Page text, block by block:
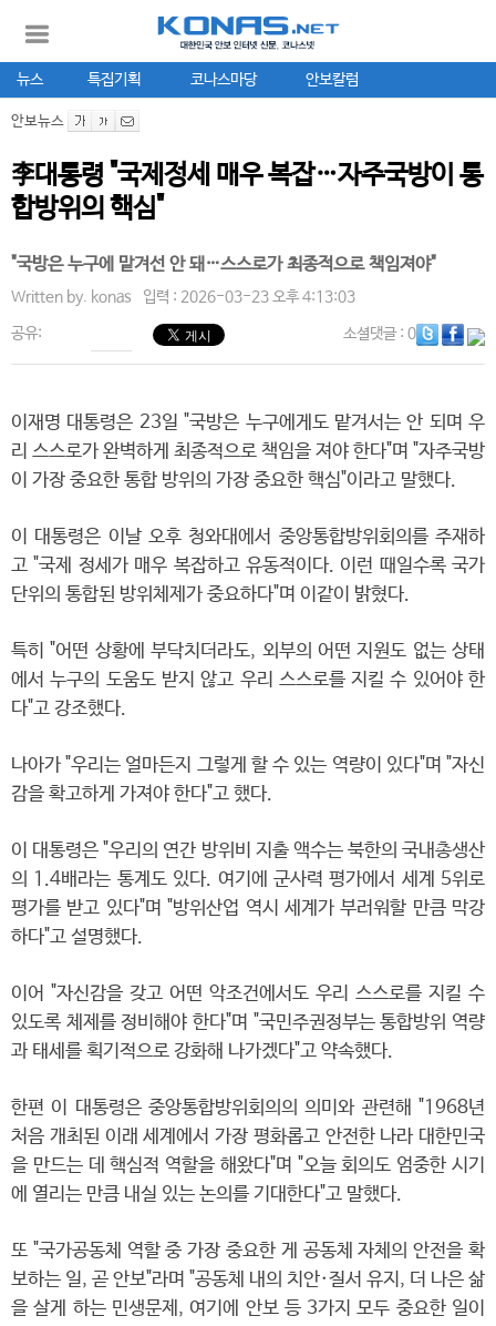
뉴스 특집기획 코나스마당 안보칼럼
안보뉴스
李대통령 "국제정세 매우 복잡…자주국방이 통
합방위의 핵심"
"국방은 누구에 맡겨선 안 돼…스스로가 최종적으로 책임져야"
Written by. konas 입력 : 2026-03-23 오후 4:13:03
공유: 소셜댓글: 0
이재명 대통령은 23일 "국방은 누구에게도 맡겨서는 안 되며 우
리 스스로가 완벽하게 최종적으로 책임을 져야 한다"며 "자주국방
이 가장 중요한 통합 방위의 가장 중요한 핵심"이라고 말했다.
이 대통령은 이날 오후 청와대에서 중앙통합방위회의를 주재하
고 "국제 정세가 매우 복잡하고 유동적이다. 이런 때일수록 국가
단위의 통합된 방위체제가 중요하다"며 이같이 밝혔다.
특히 "어떤 상황에 부닥치더라도, 외부의 어떤 지원도 없는 상태
에서 누구의 도움도 받지 않고 우리 스스로를 지킬 수 있어야 한
다"고 강조했다.
나아가 "우리는 얼마든지 그렇게 할 수 있는 역량이 있다"며 "자신
감을 확고하게 가져야 한다"고 했다.
이 대통령은 "우리의 연간 방위비 지출 액수는 북한의 국내총생산
의 1.4배라는 통계도 있다. 여기에 군사력 평가에서 세계 5위로
평가를 받고 있다"며 "방위산업 역시 세계가 부러워할 만큼 막강
하다"고 설명했다.
이어 "자신감을 갖고 어떤 악조건에서도 우리 스스로를 지킬 수
있도록 체제를 정비해야 한다"며 "국민주권정부는 통합방위 역량
과 태세를 획기적으로 강화해 나가겠다"고 약속했다.
한편 이 대통령은 중앙통합방위회의의 의미와 관련해 "1968년
처음 개최된 이래 세계에서 가장 평화롭고 안전한 나라 대한민국
을 만드는 데 핵심적 역할을 해왔다"며 "오늘 회의도 엄중한 시기
에 열리는 만큼 내실 있는 논의를 기대한다"고 말했다.
또 "국가공동체 역할 중 가장 중요한 게 공동체 자체의 안전을 확
보하는 일, 곧 안보"라며 "공동체 내의 치안·질서 유지, 더 나은 삶
을 살게 하는 민생문제, 여기에 안보 등 3가지 모두 중요한 일이